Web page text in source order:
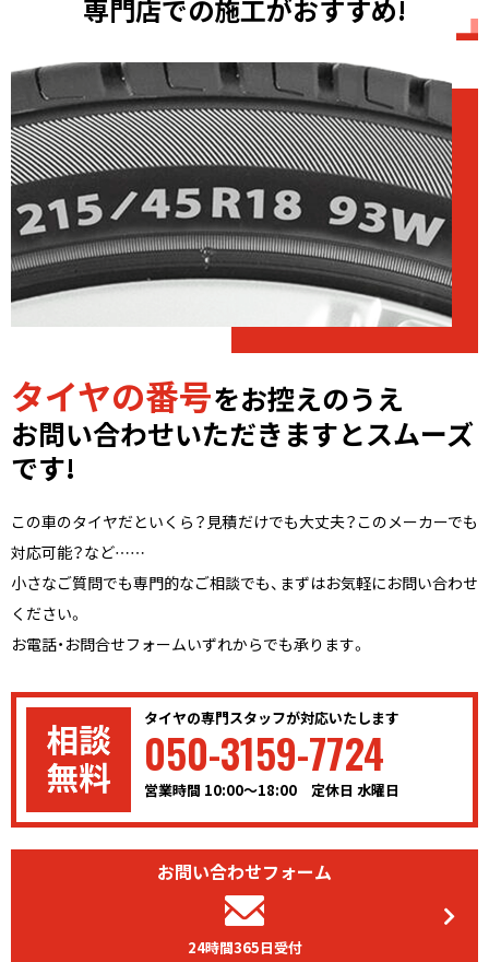
専門店での施工がおすすめ!
タイヤの番号をお控えのうえ
お問い合わせいただきますとスムーズ
です!
この車のタイヤだといくら？見積だけでも大丈夫？このメーカーでも
対応可能？など……
小さなご質問でも専門的なご相談でも、まずはお気軽にお問い合わせ
ください。
お電話・お問合せフォームいずれからでも承ります。
タイヤの専門スタッフが対応いたします
050-3159-7724
営業時間 10:00〜18:00 定休日 水曜日
お問い合わせフォーム
24時間365日受付